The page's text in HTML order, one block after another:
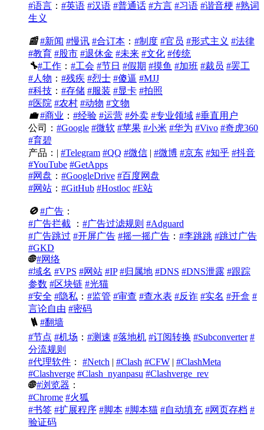
#语言 ： #英语 #汉语 #普通话 #方言 #习语 #谐音梗 #熟词
生义
📰 #新闻 #慢讯 #合订本 ： #制度 #官员 #形式主义 #法律
#教育 #股市 #退休金 #未来 #文化 #传统
🔧#工作 ： #工会 #节日 #假期 #摸鱼 #加班 #裁员 #罢工
#人物 ： #残疾 #烈士 #傻逼 #MJJ
#科技 ： #存储 #服装 #显卡 #拍照
#医院 #农村 #动物 #文物
💼 #商业 ： #经验 #运营 #外卖 #专业领域 #垂直用户
公司： #Google #微软 #苹果 #小米 #华为 #Vivo #奇虎360
#育碧
产品：| #Telegram #QQ #微信 | #微博 #京东 #知乎 #抖音
#YouTube #GetApps
#网盘 ： #GoogleDrive #百度网盘
#网站 ： #GitHub #Hostloc #E站
🚫 #广告 ：
#广告拦截 ： #广告过滤规则 #Adguard
#广告跳过 #开屏广告 #摇一摇广告 ： #李跳跳 #跳过广告
#GKD
🌐 #网络
#域名 #VPS #网站 #IP #归属地 #DNS #DNS泄露 #跟踪
参数 #区块链 #光猫
#安全 #隐私 ： #监管 #审查 #查水表 #反诈 #实名 #开盒 #
言论自由 #密码
🪜 #翻墙
#节点 #机场 ： #测速 #落地机 #订阅转换 #Subconverter #
分流规则
#代理软件 ： #Netch | #Clash #CFW | #ClashMeta
#Clashverge #Clash_nyanpasu #Clashverge_rev
🌐 #浏览器 ：
#Chrome #火狐
#书签 #扩展程序 #脚本 #脚本猫 #自动填充 #网页存档 #
验证码